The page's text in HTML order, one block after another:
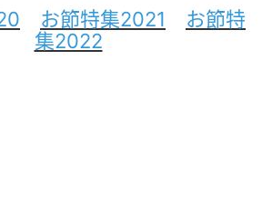
お節特集2021
お節特
集2022